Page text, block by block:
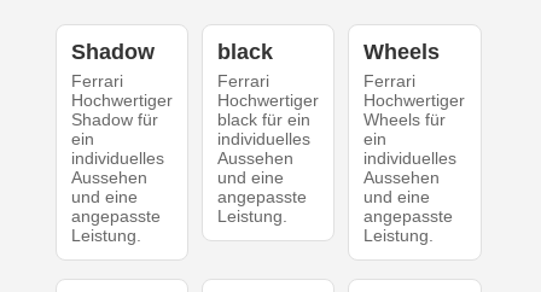
Shadow
Ferrari
Hochwertiger
Shadow für
ein
individuelles
Aussehen
und eine
angepasste
Leistung.
black
Ferrari
Hochwertiger
black für ein
individuelles
Aussehen
und eine
angepasste
Leistung.
Wheels
Ferrari
Hochwertiger
Wheels für
ein
individuelles
Aussehen
und eine
angepasste
Leistung.